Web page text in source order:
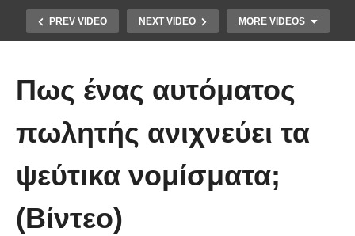
PREV VIDEO NEXT VIDEO MORE VIDEOS
μήκους 50 μέτρων
Πως ένας αυτόματος
πωλητής ανιχνεύει τα
ψεύτικα νομίσματα;
(Βίντεο)